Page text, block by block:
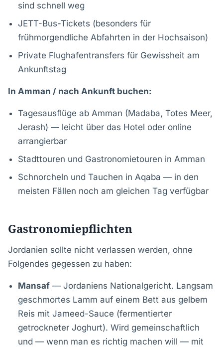
sind schnell weg
JETT-Bus-Tickets (besonders für
frühmorgendliche Abfahrten in der Hochsaison)
Private Flughafentransfers für Gewissheit am
Ankunftstag
In Amman / nach Ankunft buchen:
Tagesausflüge ab Amman (Madaba, Totes Meer,
Jerash) — leicht über das Hotel oder online
arrangierbar
Stadttouren und Gastronomietouren in Amman
Schnorcheln und Tauchen in Aqaba — in den
meisten Fällen noch am gleichen Tag verfügbar
Gastronomiepflichten
Jordanien sollte nicht verlassen werden, ohne
Folgendes gegessen zu haben:
Mansaf — Jordaniens Nationalgericht. Langsam
geschmortes Lamm auf einem Bett aus gelbem
Reis mit Jameed-Sauce (fermentierter
getrockneter Joghurt). Wird gemeinschaftlich
und — wenn man es richtig machen will — mit